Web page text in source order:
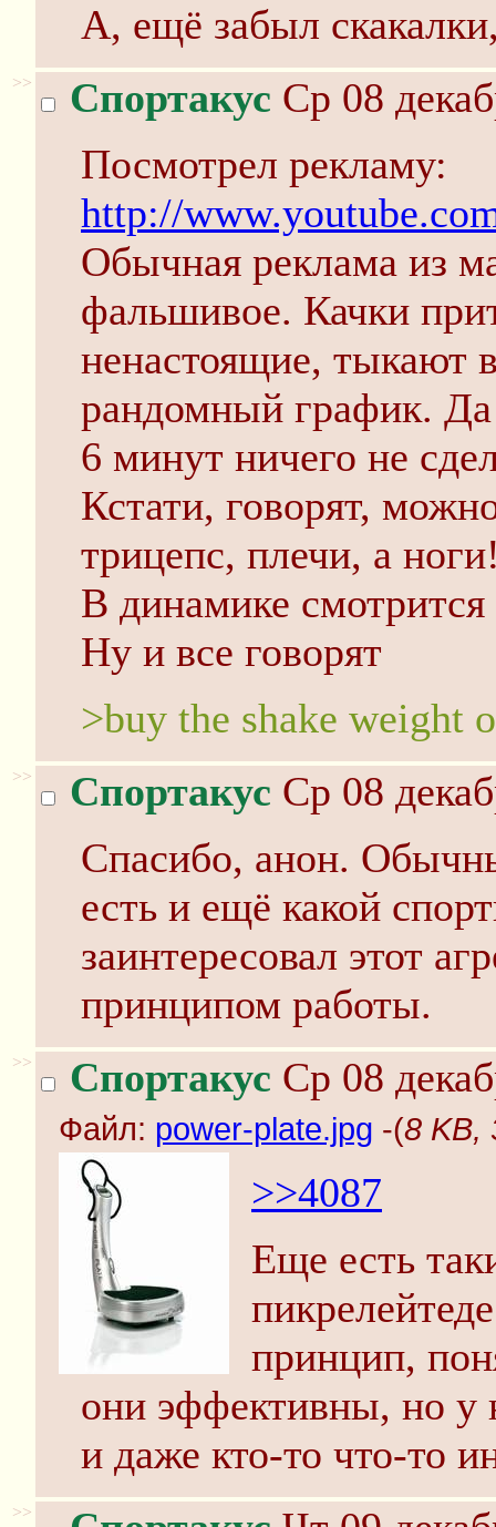
А, ещё забыл
>> Спортакус Ср 08
Посмотрел рекламу:
http://
Обычная реклама из
фальшивое. Качки
ненастоящие, тыкают
рандомный график.
6 минут ничего не
Кстати, говорят,
трицепс, плечи, а
В динамике
Ну и все говорят
>buy the shake weight
>> Спортакус Ср 08
Спасибо, анон.
есть и ещё какой
заинтересовал этот
принципом работы.
>> Спортакус Ср 08
Файл: power-plate.jpg -(8 KB,
>>4087
Еще есть
принцип,
они эффективны, но у
и даже кто-то что-то
>>